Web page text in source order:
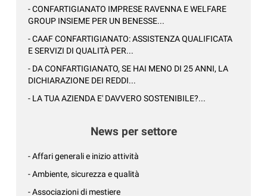
- CONFARTIGIANATO IMPRESE RAVENNA E WELFARE
GROUP INSIEME PER UN BENESSE...
- CAAF CONFARTIGIANATO: ASSISTENZA QUALIFICATA
E SERVIZI DI QUALITÀ PER...
- DA CONFARTIGIANATO, SE HAI MENO DI 25 ANNI, LA
DICHIARAZIONE DEI REDDI...
- LA TUA AZIENDA E' DAVVERO SOSTENIBILE?...
News per settore
- Affari generali e inizio attività
- Ambiente, sicurezza e qualità
- Associazioni di mestiere